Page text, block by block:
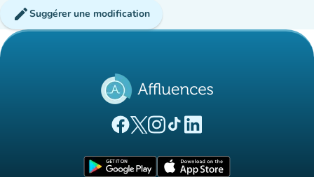
editSuggérer une modification
(nouvel onglet)
(nouvel onglet)
(nouvel onglet)
(nouvel onglet)
(nouvel onglet)